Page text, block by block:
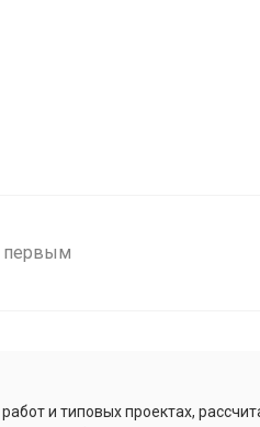
первым
и типовых проектах,